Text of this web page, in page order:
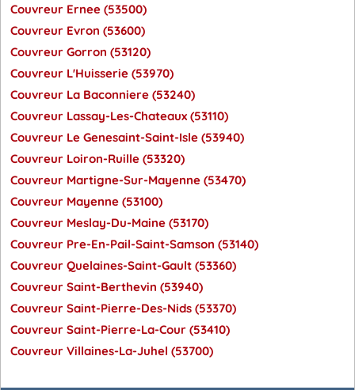
Couvreur Ernee (53500)
Couvreur Evron (53600)
Couvreur Gorron (53120)
Couvreur L'Huisserie (53970)
Couvreur La Baconniere (53240)
Couvreur Lassay-Les-Chateaux (53110)
Couvreur Le Genesaint-Saint-Isle (53940)
Couvreur Loiron-Ruille (53320)
Couvreur Martigne-Sur-Mayenne (53470)
Couvreur Mayenne (53100)
Couvreur Meslay-Du-Maine (53170)
Couvreur Pre-En-Pail-Saint-Samson (53140)
Couvreur Quelaines-Saint-Gault (53360)
Couvreur Saint-Berthevin (53940)
Couvreur Saint-Pierre-Des-Nids (53370)
Couvreur Saint-Pierre-La-Cour (53410)
Couvreur Villaines-La-Juhel (53700)